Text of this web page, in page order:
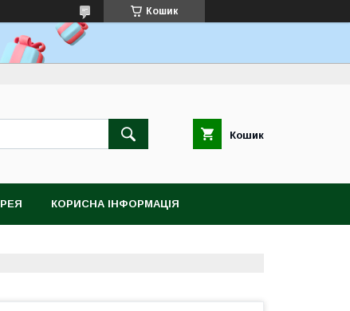
Кошик
Кошик
КОРИСНА ІНФОРМАЦІЯ